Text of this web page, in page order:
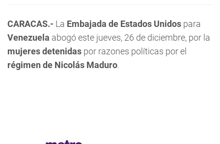
CARACAS.- La Embajada de Estados Unidos para
Venezuela abogó este jueves, 26 de diciembre, por la
mujeres detenidas por razones políticas por el
régimen de Nicolás Maduro.